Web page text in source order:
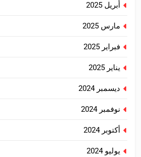
أبريل 2025
مارس 2025
فبراير 2025
يناير 2025
ديسمبر 2024
نوفمبر 2024
أكتوبر 2024
يوليو 2024